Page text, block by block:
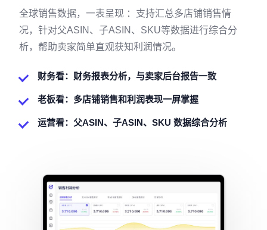
全球销售数据，一表呈现 ：支持汇总多店铺销售情
况，针对父ASIN、子ASIN、SKU等数据进行综合分
析，帮助卖家简单直观获知利润情况。
财务看：财务报表分析，与卖家后台报告一致
老板看：多店铺销售和利润表现一屏掌握
运营看：父ASIN、子ASIN、SKU 数据综合分析